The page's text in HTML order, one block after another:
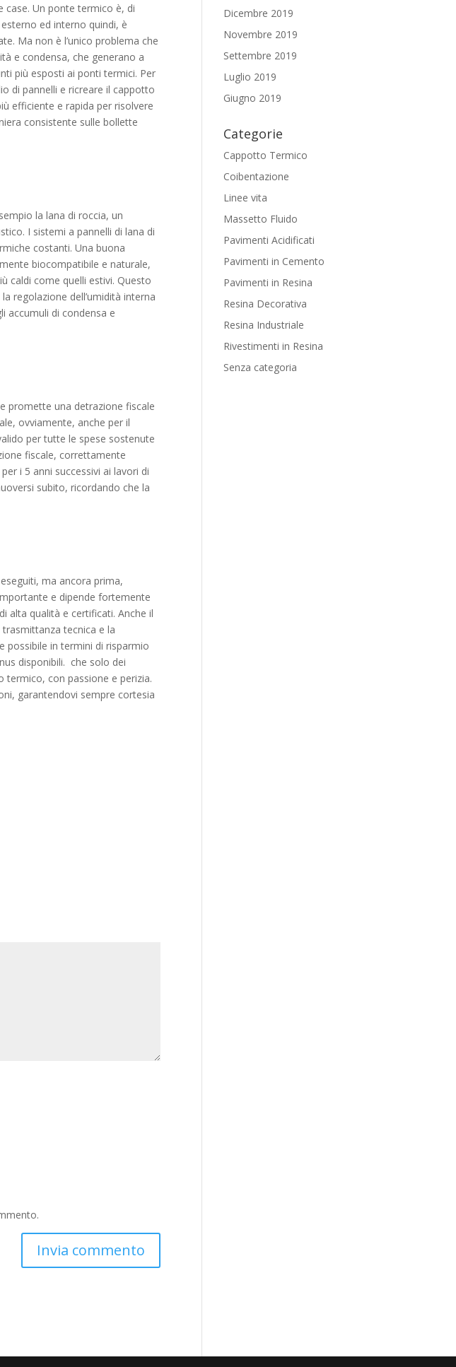
case. Un ponte termico è, di
ed interno quindi, è
Ma non è l’unico problema che
e condensa, che generano a
più esposti ai ponti termici. Per
di pannelli e ricreare il cappotto
efficiente e rapida per risolvere
consistente sulle bollette
la lana di roccia, un
I sistemi a pannelli di lana di
costanti. Una buona
biocompatibile e naturale,
caldi come quelli estivi. Questo
regolazione dell’umidità interna
accumuli di condensa e
promette una detrazione fiscale
ovviamente, anche per il
per tutte le spese sostenute
fiscale, correttamente
i 5 anni successivi ai lavori di
subito, ricordando che la
ma ancora prima,
e dipende fortemente
alta qualità e certificati. Anche il
tecnica e la
possibile in termini di risparmio
disponibili. che solo dei
termico, con passione e perizia.
garantendovi sempre cortesia
Dicembre 2019
Novembre 2019
Settembre 2019
Luglio 2019
Giugno 2019
Categorie
Cappotto Termico
Coibentazione
Linee vita
Massetto Fluido
Pavimenti Acidificati
Pavimenti in Cemento
Pavimenti in Resina
Resina Decorativa
Resina Industriale
Rivestimenti in Resina
Senza categoria